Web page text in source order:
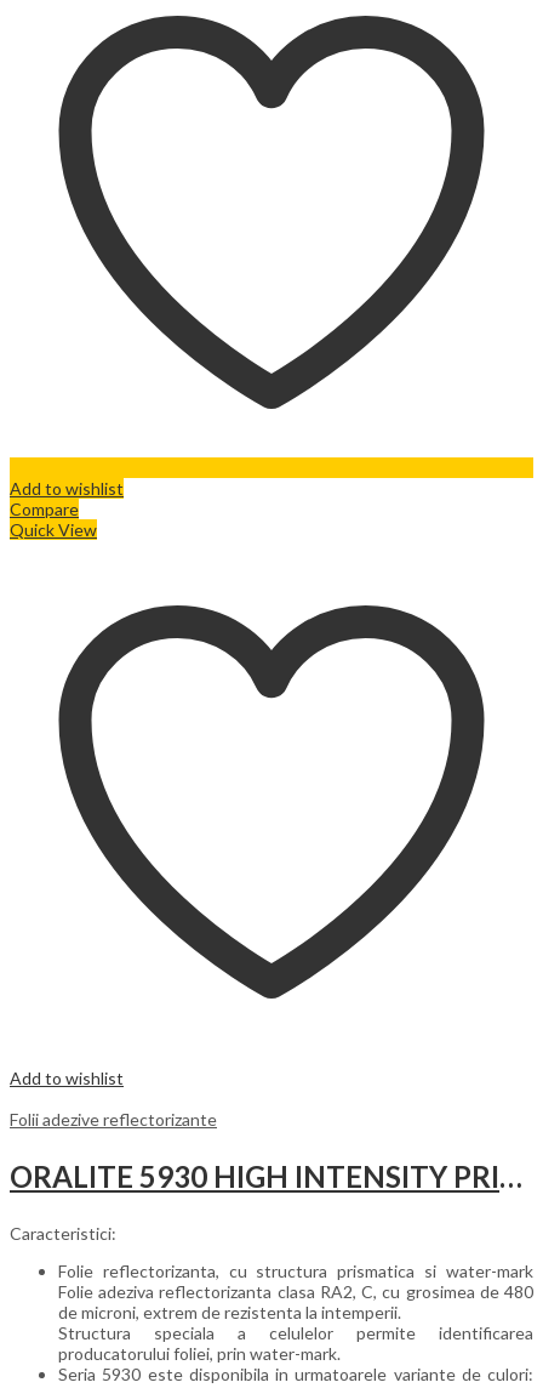
Add to wishlist
Compare
Quick View
Add to wishlist
Folii adezive reflectorizante
ORALITE 5930 HIGH INTENSITY PRISMATIC CONSTRUCTION GRADE
Caracteristici:
Folie reflectorizanta, cu structura prismatica si water-mark
Folie adeziva reflectorizanta clasa RA2, C, cu grosimea de 480
de microni, extrem de rezistenta la intemperii.
Structura speciala a celulelor permite identificarea
producatorului foliei, prin water-mark.
Seria 5930 este disponibila in urmatoarele variante de culori: